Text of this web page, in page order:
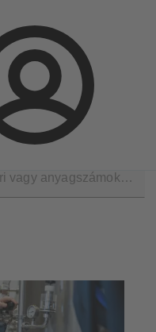
Bejelentkezés
Termékek keresése
Élelmiszeripar és italgyártás